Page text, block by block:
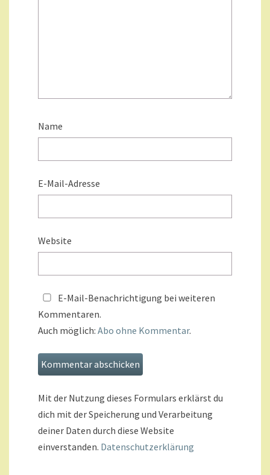
Name
E-Mail-Adresse
Website
E-Mail-Benachrichtigung bei weiteren
Kommentaren.
Auch möglich: Abo ohne Kommentar.
Mit der Nutzung dieses Formulars erklärst du
dich mit der Speicherung und Verarbeitung
deiner Daten durch diese Website
einverstanden. Datenschutzerklärung